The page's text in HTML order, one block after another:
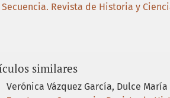
Secuencia. Revista de Historia y
similares
Verónica Vázquez García, Dulce